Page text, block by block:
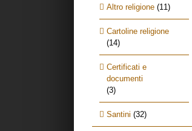
Altro religione (11)
Cartoline religione
(14)
Certificati e
documenti
(3)
Santini (32)